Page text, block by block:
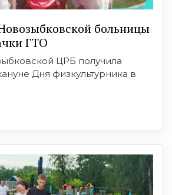
больницы
ГТО
ЦРБ получила
Дня физкультурника в